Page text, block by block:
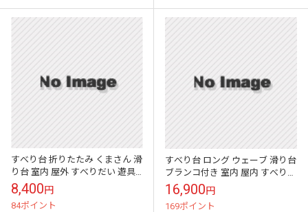
すべり台 折りたたみ くまさん 滑
り台 室内 屋外 すべりだい 遊具
おもちゃ 子供用 子ども キッズ
男の子 女の子 クリスマス...
8,400円
84ポイント
すべり台 ロング ウェーブ 滑り台
ブランコ付き 室内 屋内 すべりだ
い 遊具 おもちゃ 子供用 子ども
キッズ 男の子 女の子 ...
16,900円
169ポイント